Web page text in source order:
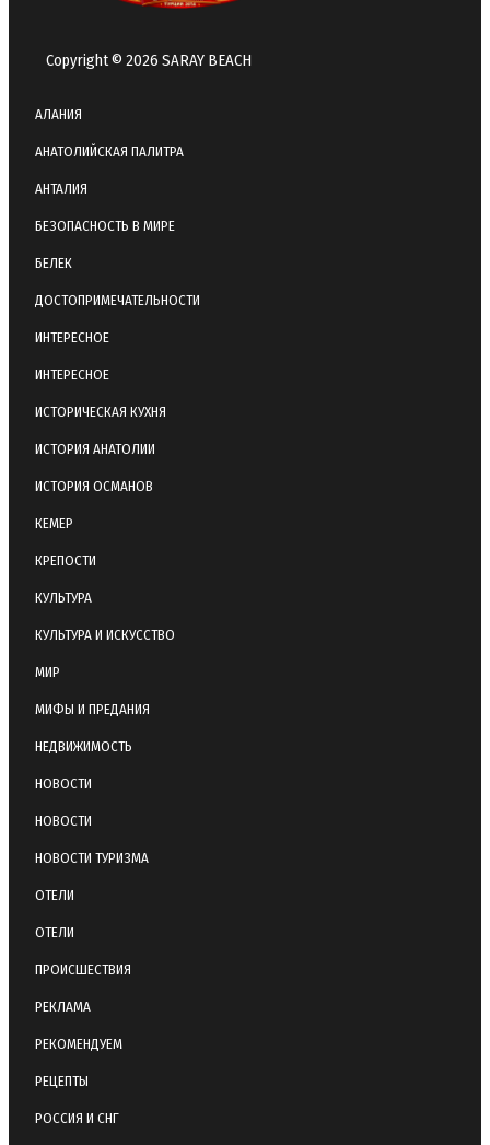
Copyright © 2026 SARAY BEACH
АЛАНИЯ
АНАТОЛИЙСКАЯ ПАЛИТРА
АНТАЛИЯ
БЕЗОПАСНОСТЬ В МИРЕ
БЕЛЕК
ДОСТОПРИМЕЧАТЕЛЬНОСТИ
ИНТЕРЕСНОЕ
ИНТЕРЕСНОЕ
ИСТОРИЧЕСКАЯ КУХНЯ
ИСТОРИЯ АНАТОЛИИ
ИСТОРИЯ ОСМАНОВ
КЕМЕР
КРЕПОСТИ
КУЛЬТУРА
КУЛЬТУРА И ИСКУССТВО
МИР
МИФЫ И ПРЕДАНИЯ
НЕДВИЖИМОСТЬ
НОВОСТИ
НОВОСТИ
НОВОСТИ ТУРИЗМА
ОТЕЛИ
ОТЕЛИ
ПРОИСШЕСТВИЯ
РЕКЛАМА
РЕКОМЕНДУЕМ
РЕЦЕПТЫ
РОССИЯ И СНГ